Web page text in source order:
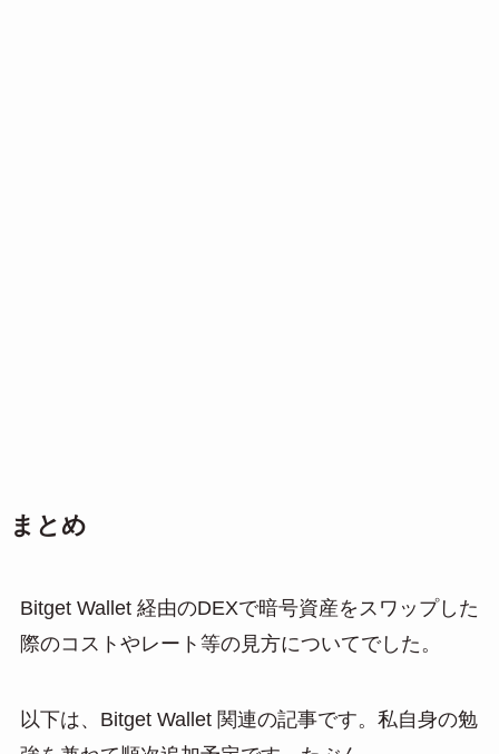
まとめ
Bitget Wallet 経由のDEXで暗号資産をスワップした
際のコストやレート等の見方についてでした。
以下は、Bitget Wallet 関連の記事です。私自身の勉